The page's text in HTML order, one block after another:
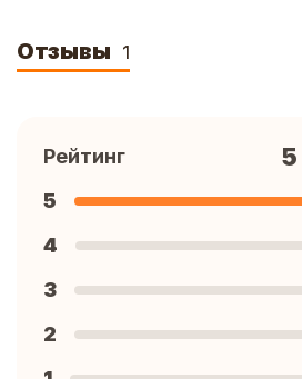
Отзывы 1
Рейтинг 5
5
4
3
2